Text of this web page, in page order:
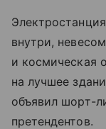
внутри,
и космическая
на лучшее
объявил шорт-
претендентов.